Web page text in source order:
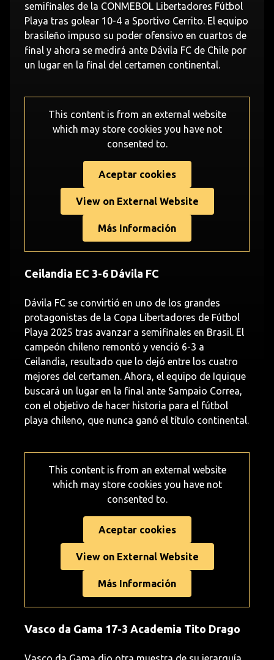
semifinales de la CONMEBOL Libertadores Fútbol
Playa tras golear 10-4 a Sportivo Cerrito. El equipo
brasileño impuso su poder ofensivo en cuartos de
final y ahora se medirá ante Dávila FC de Chile por
un lugar en la final del certamen continental.
This content is from an external website
which may store cookies you have not
consented to.
Aceptar cookies
View on External Website
Más Información
Ceilandia EC 3-6 Dávila FC
Dávila FC se convirtió en uno de los grandes
protagonistas de la Copa Libertadores de Fútbol
Playa 2025 tras avanzar a semifinales en Brasil. El
campeón chileno remontó y venció 6-3 a
Ceilandia, resultado que lo dejó entre los cuatro
mejores del certamen. Ahora, el equipo de Iquique
buscará un lugar en la final ante Sampaio Correa,
con el objetivo de hacer historia para el fútbol
playa chileno, que nunca ganó el título continental.
This content is from an external website
which may store cookies you have not
consented to.
Aceptar cookies
View on External Website
Más Información
Vasco da Gama 17-3 Academia Tito Drago